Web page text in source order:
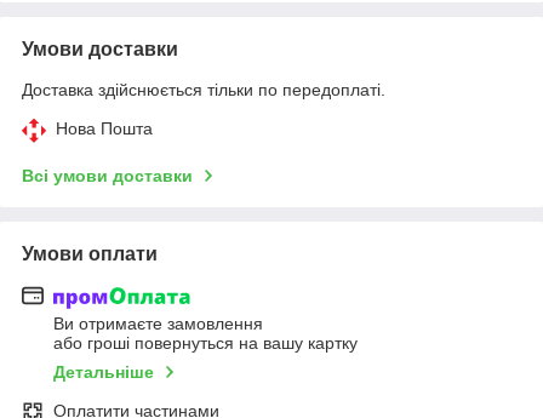
Умови доставки
Доставка здійснюється тільки по передоплаті.
Нова Пошта
Всі умови доставки
Умови оплати
Ви отримаєте замовлення
або гроші повернуться на вашу картку
Детальніше
Оплатити частинами